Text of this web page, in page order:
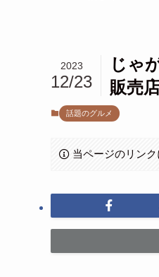
じゃ
販売
2023
12/23
話題のグルメ
当ページのリンク